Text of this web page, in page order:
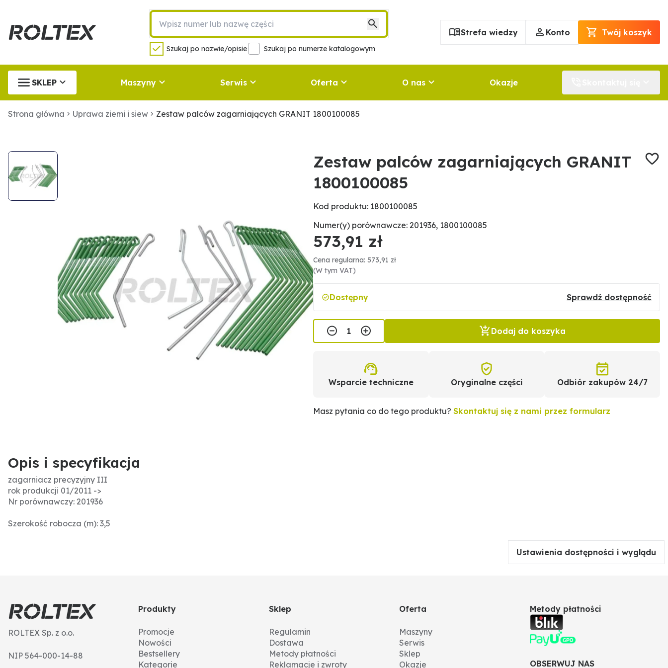
Szukaj po nazwie/opisie Szukaj po numerze katalogowym
Strefa wiedzy Konto Twój koszyk
SKLEP Maszyny Serwis Oferta O nas Okazje
Strona główna Uprawa ziemi i siew Zestaw palców zagarniających GRANIT 1800100085
Zestaw palców zagarniających GRANIT
1800100085
Kod produktu: 1800100085
Numer(y) porównawcze: 201936, 1800100085
573,91 zł
Cena regularna: 573,91 zł
(W tym VAT)
Dostępny Sprawdź dostępność
Dodaj do koszyka
Wsparcie techniczne Oryginalne części Odbiór zakupów 24/7
Masz pytania co do tego produktu?Skontaktuj się z nami przez formularz
Opis i specyfikacja
zagarniacz precyzyjny III
rok produkcji 01/2011 ->
Nr porównawczy: 201936
Szerokość robocza (m): 3,5
Ustawienia dostępności i wyglądu
ROLTEX Sp. z o.o.
NIP 564-000-14-88
Produkty
Promocje
Nowości
Bestsellery
Kategorie
Sklep
Regulamin
Dostawa
Metody płatności
Reklamacje i zwroty
Oferta
Maszyny
Serwis
Sklep
Okazje
Metody płatności
OBSERWUJ NAS